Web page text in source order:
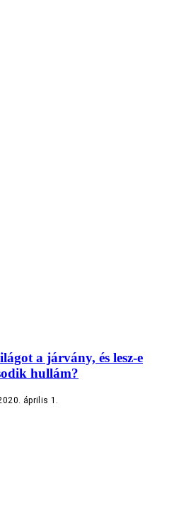
a járvány, és lesz-e
hullám?
április 1.